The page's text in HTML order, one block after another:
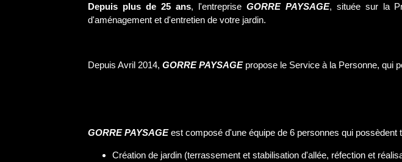
Depuis plus de 25 ans, l'entreprise GORRE PAYSAGE, située sur la
d'aménagement et d'entretien de votre jardin.
Depuis Avril 2014, GORRE PAYSAGEpropose le Service à la Personne, qui
GORRE PAYSAGEest composé d'une équipe de 6 personnes qui possèdent
Création de jardin (terrassement et stabilisation d'allée, réfection et